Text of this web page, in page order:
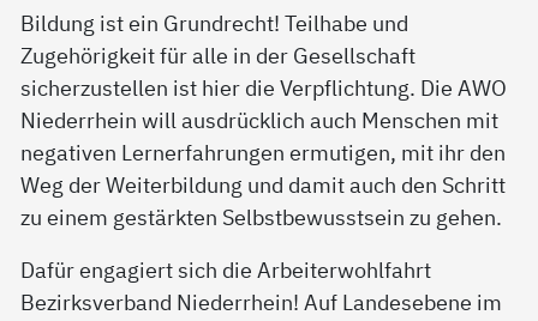
Bildung ist ein Grundrecht! Teilhabe und
Zugehörigkeit für alle in der Gesellschaft
sicherzustellen ist hier die Verpflichtung. Die AWO
Niederrhein will ausdrücklich auch Menschen mit
negativen Lernerfahrungen ermutigen, mit ihr den
Weg der Weiterbildung und damit auch den Schritt
zu einem gestärkten Selbstbewusstsein zu gehen.
Dafür engagiert sich die Arbeiterwohlfahrt
Bezirksverband Niederrhein! Auf Landesebene im